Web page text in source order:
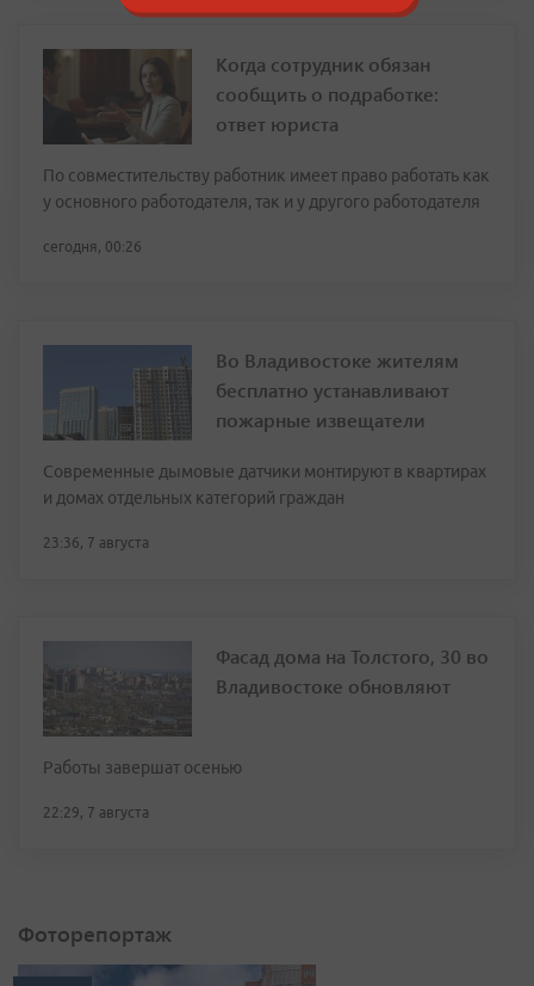
Когда сотрудник обязан
сообщить о подработке:
ответ юриста
По совместительству работник имеет право работать как
у основного работодателя, так и у другого работодателя
сегодня, 00:26
Во Владивостоке жителям
бесплатно устанавливают
пожарные извещатели
Современные дымовые датчики монтируют в квартирах
и домах отдельных категорий граждан
23:36, 7 августа
Фасад дома на Толстого, 30 во
Владивостоке обновляют
Работы завершат осенью
22:29, 7 августа
Фоторепортаж